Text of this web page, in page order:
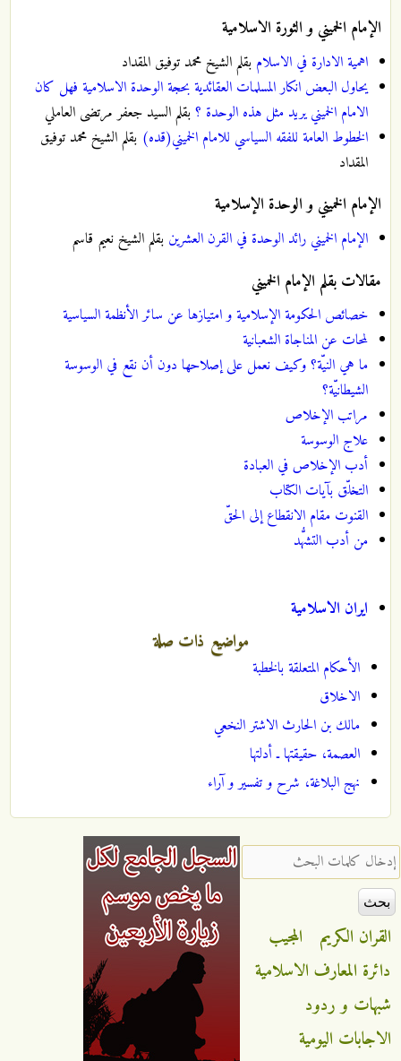
الإمام الخميني و الثورة الاسلامية
اهمية الادارة في الاسلام بقلم الشيخ محمد توفيق المقداد
يحاول البعض انكار المسلمات العقائدية بحجة الوحدة الاسلامية فهل كان
الامام الخميني يريد مثل هذه الوحدة ؟بقلم السيد جعفر مرتضى العاملي
الخطوط العامة للفقه السياسي للامام الخميني(قده) بقلم الشيخ محمد توفيق
المقداد
الإمام الخميني و الوحدة الإسلامية
الإمام الخميني رائد الوحدة في القرن العشرين بقلم الشيخ نعيم قاسم
مقالات بقلم الإمام الخميني
خصائص الحكومة الإسلامية و امتيازها عن سائر الأنظمة السياسية
لمحات عن المناجاة الشعبانية
ما هي النيّة؟ وكيف نعمل على إصلاحها دون أن نقع في الوسوسة
الشيطانيّة؟
مراتب الإخلاص
علاج الوسوسة
أدب الإخلاص في العبادة
التخلّق بآيات الكتاب
القنوت مقام الانقطاع إلى الحقّ
من أدب التشهُّد
ايران الاسلامية
مواضيع ذات صلة
الأحكام المتعلقة بالخطبة
الاخلاق
مالك بن الحارث الاشتر النخعي
العصمة، حقيقتها ـ أدلتها
نهج البلاغة، شرح و تفسير و آراء
‏إدخال كلمات البحث ‏
القران الكريم
المجيب
دائرة المعارف الاسلامية
شبهات و ردود
الاجابات اليومية